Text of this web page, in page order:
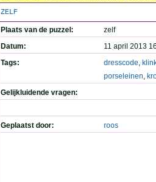
ZELF
Plaats van de puzzel:
zelf
Datum:
11 april 2013
Tags:
dresscode,
porseleinen,
Gelijkluidende vragen:
Geplaatst door: roos